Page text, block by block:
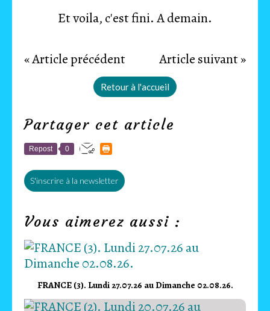
Et voila, c'est fini. A demain.
« Article précédent Article suivant »
Retour à l'accueil
Partager cet article
Repost 0
S'inscrire à la newsletter
Vous aimerez aussi :
FRANCE (3). Lundi 27.07.26 au Dimanche 02.08.26.